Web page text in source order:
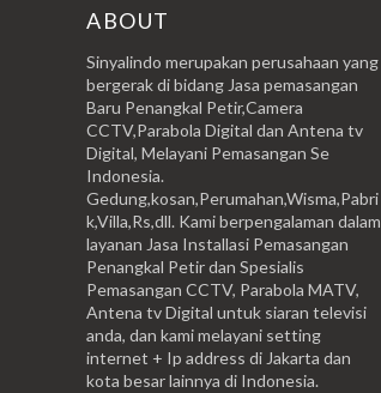
ABOUT
Sinyalindo merupakan perusahaan yang
bergerak di bidang Jasa pemasangan
Baru Penangkal Petir,Camera
CCTV,Parabola Digital dan Antena tv
Digital, Melayani Pemasangan Se
Indonesia.
Gedung,kosan,Perumahan,Wisma,Pabri
k,Villa,Rs,dll. Kami berpengalaman dalam
layanan Jasa Installasi Pemasangan
Penangkal Petir dan Spesialis
Pemasangan CCTV, Parabola MATV,
Antena tv Digital untuk siaran televisi
anda, dan kami melayani setting
internet + Ip address di Jakarta dan
kota besar lainnya di Indonesia.